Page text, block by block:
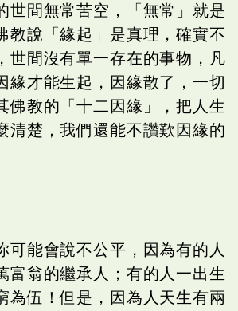
世間無常苦空，「無常」就是
教說「緣起」是真理，確實不
世間沒有單一存在的事物，凡
緣才能生起，因緣散了，一切
佛教的「十二因緣」，把人生
清楚，我們還能不讚歎因緣的
可能會說不公平，因為有的人
富翁的繼承人；有的人一出生
為伍！但是，因為人天生有兩